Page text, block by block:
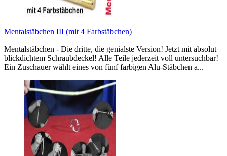
Mentalstäbchen III (mit 4 Farbstäbchen)
Mentalstäbchen - Die dritte, die genialste Version! Jetzt mit absolut
blickdichtem Schraubdeckel! Alle Teile jederzeit voll untersuchbar!
Ein Zuschauer wählt eines von fünf farbigen Alu-Stäbchen a...